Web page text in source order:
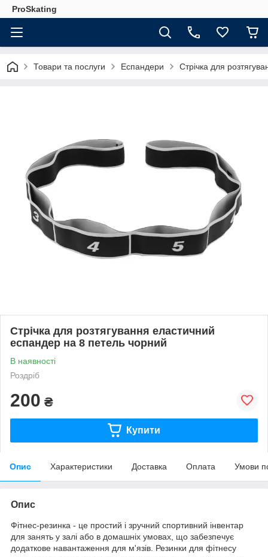
ProSkating
Товари та послуги Еспандери Стрічка для
Стрічка для розтягування еластичний
еспандер на 8 петель чорний
В наявності
Роздріб
200 ₴
Купити
Опис Характеристики Доставка Оплата Умови
Опис
Фітнес-резинка - це простий і зручний спортивний інвентар
для занять у залі або в домашніх умовах, що забезпечує
додаткове навантаження для м'язів. Резинки для фітнесу